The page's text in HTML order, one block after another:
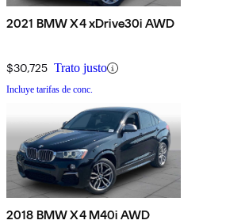
2021 BMW X4 xDrive30i AWD
$30,725 Trato justo
Incluye tarifas de conc.
2018 BMW X4 M40i AWD